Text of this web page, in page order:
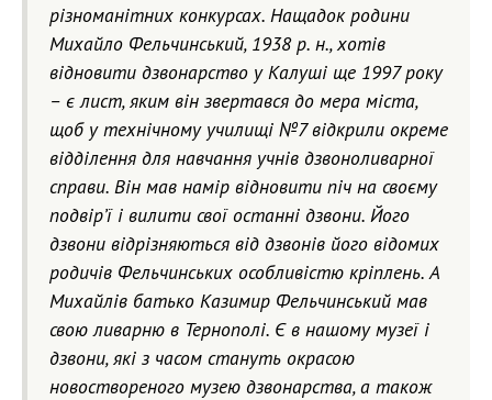
різноманітних конкурсах. Нащадок родини
Михайло Фельчинський, 1938 р. н., хотів
відновити дзвонарство у Калуші ще 1997 року
– є лист, яким він звертався до мера міста,
щоб у технічному училищі №7 відкрили окреме
відділення для навчання учнів дзвоноливарної
справи. Він мав намір відновити піч на своєму
подвір’ї і вилити свої останні дзвони. Його
дзвони відрізняються від дзвонів його відомих
родичів Фельчинських особливістю кріплень. А
Михайлів батько Казимир Фельчинський мав
свою ливарню в Тернополі. Є в нашому музеї і
дзвони, які з часом стануть окрасою
новоствореного музею дзвонарства, а також